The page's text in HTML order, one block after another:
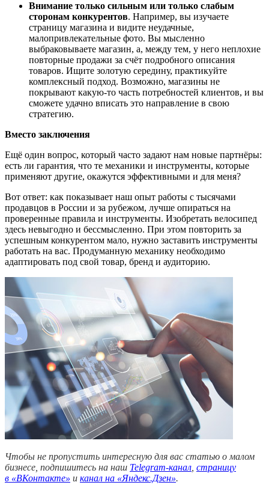
Внимание только сильным или только слабым
сторонам конкурентов. Например, вы изучаете
страницу магазина и видите неудачные,
малопривлекательные фото. Вы мысленно
выбраковываете магазин, а, между тем, у него неплохие
повторные продажи за счёт подробного описания
товаров. Ищите золотую середину, практикуйте
комплексный подход. Возможно, магазины не
покрывают какую-то часть потребностей клиентов, и вы
сможете удачно вписать это направление в свою
стратегию.
Вместо заключения
Ещё один вопрос, который часто задают нам новые партнёры:
есть ли гарантия, что те механики и инструменты, которые
применяют другие, окажутся эффективными и для меня?
Вот ответ: как показывает наш опыт работы с тысячами
продавцов в России и за рубежом, лучше опираться на
проверенные правила и инструменты. Изобретать велосипед
здесь невыгодно и бессмысленно. При этом повторить за
успешным конкурентом мало, нужно заставить инструменты
работать на вас. Продуманную механику необходимо
адаптировать под свой товар, бренд и аудиторию.
Чтобы не пропустить интересную для вас статью о малом
бизнесе, подпишитесь на наш Telegram-канал страницу
в «ВКонтакте» и канал на «Яндекс.Дзен».